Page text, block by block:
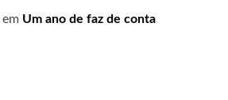
em Um ano de faz de conta